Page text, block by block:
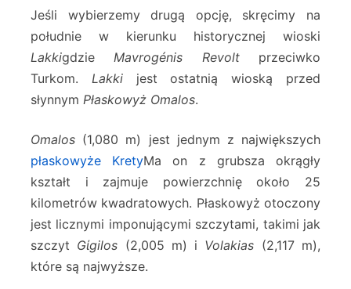
Jeśli wybierzemy drugą opcję, skręcimy na
południe w kierunku historycznej wioski
Lakkigdzie Mavrogénis Revoltprzeciwko
Turkom. Lakkijest ostatnią wioską przed
słynnym Płaskowyż Omalos.
Omalos (1,080 m) jest jednym z największych
płaskowyże KretyMa on z grubsza okrągły
kształt i zajmuje powierzchnię około 25
kilometrów kwadratowych. Płaskowyż otoczony
jest licznymi imponującymi szczytami, takimi jak
szczyt Gίgilos (2,005 m) i Volakias (2,117 m),
które są najwyższe.